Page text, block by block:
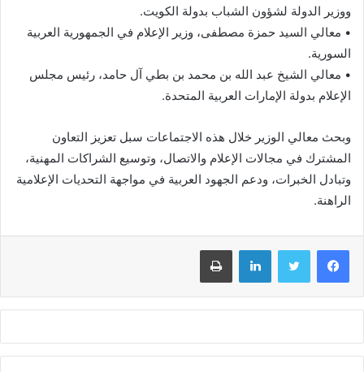
ووزير الدولة لشؤون الشباب بدولة الكويت.
• معالي السيد حمزة مصطفى، وزير الإعلام في الجمهورية العربية
السورية.
• معالي الشيخ عبد الله بن محمد بن بطي آل حامد، رئيس مجلس
الإعلام بدولة الإمارات العربية المتحدة.
وبحث معالي الوزير خلال هذه الاجتماعات سبل تعزيز التعاون
المشترك في مجالات الإعلام والاتصال، وتوسيع الشراكات المهنية،
وتبادل الخبرات، ودعم الجهود العربية في مواجهة التحديات الإعلامية
الراهنة.
فيسبوك تويتر لينكدإن طباعة